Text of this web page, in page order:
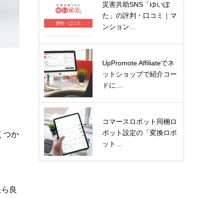
つか
良
災害共助SNS「ゆいぽ
た」の評判・口コミ｜マ
ンション…
UpPromote Affiliateでネ
ットショップで紹介コー
ドに…
コマースロボット同梱ロ
ボット設定の「変換ロボ
ット…